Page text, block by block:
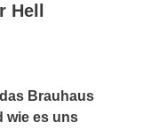
Brauhaus
wie es uns